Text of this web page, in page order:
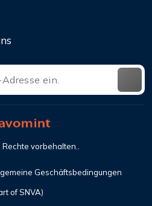
of SNVA)
Rechte vorbehalten..
Geschäftsbedingungen